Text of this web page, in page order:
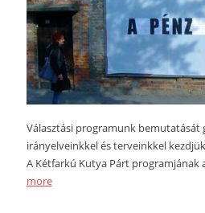
Választási programunk bemutatását
irányelveinkkel és terveinkkel
A Kétfarkú Kutya Párt programjának
more